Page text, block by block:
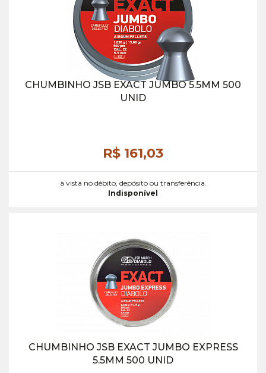
CHUMBINHO JSB EXACT JUMBO 5.5MM 500
UNID
R$ 161,03
à vista no débito, depósito ou transferência.
Indisponível
CHUMBINHO JSB EXACT JUMBO EXPRESS
5.5MM 500 UNID